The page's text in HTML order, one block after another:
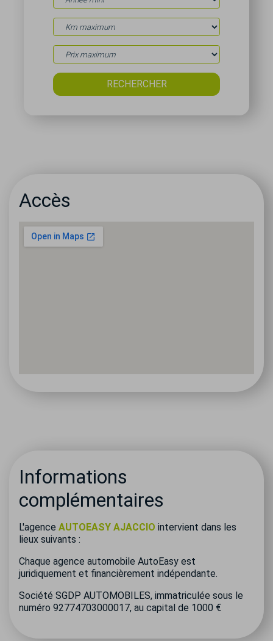
Accès
Informations
complémentaires
L'agence AUTOEASY AJACCIO intervient dans les
lieux suivants :
Chaque agence automobile AutoEasy est
juridiquement et financièrement indépendante.
Société SGDP AUTOMOBILES, immatriculée sous le
numéro 92774703000017, au capital de 1000 €